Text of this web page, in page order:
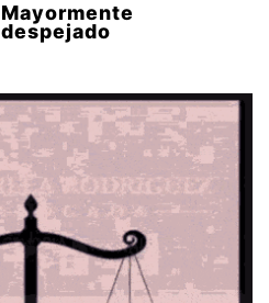
Mayormente
despejado